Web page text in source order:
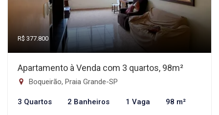
R$ 377.800
Apartamento à Venda com 3 quartos, 98m²
Boqueirão, Praia Grande-SP
3 Quartos 2 Banheiros 1 Vaga 98 m²